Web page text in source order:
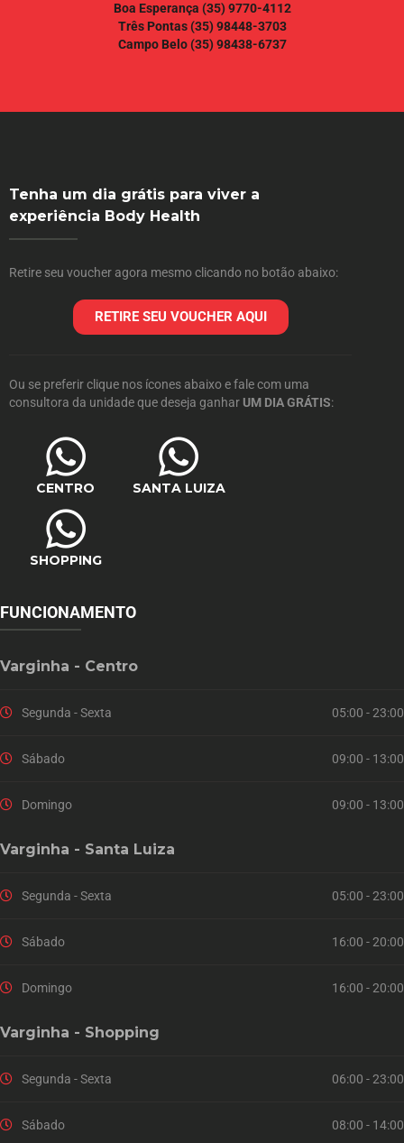
Boa Esperança (35) 9770-4112
Três Pontas(35) 98448-3703
Campo Belo(35) 98438-6737
Tenha um dia grátis para viver a
experiência Body Health
Retire seu voucher agora mesmo clicando no botão abaixo:
RETIRE SEU VOUCHER AQUI
Ou se preferir clique nos ícones abaixo e fale com uma
consultora da unidade que deseja ganhar UM DIA GRÁTIS:
CENTRO SANTA LUIZA
SHOPPING
FUNCIONAMENTO
Varginha - Centro
Segunda - Sexta 05:00 - 23:00
Sábado 09:00 - 13:00
Domingo 09:00 - 13:00
Varginha - Santa Luiza
Segunda - Sexta 05:00 - 23:00
Sábado 16:00 - 20:00
Domingo 16:00 - 20:00
Varginha - Shopping
Segunda - Sexta 06:00 - 23:00
Sábado 08:00 - 14:00